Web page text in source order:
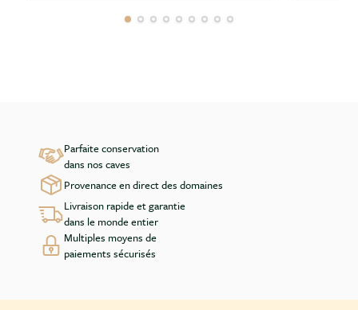
Parfaite conservation
dans nos caves
Provenance en direct des domaines
Livraison rapide et garantie
dans le monde entier
Multiples moyens de
paiements sécurisés